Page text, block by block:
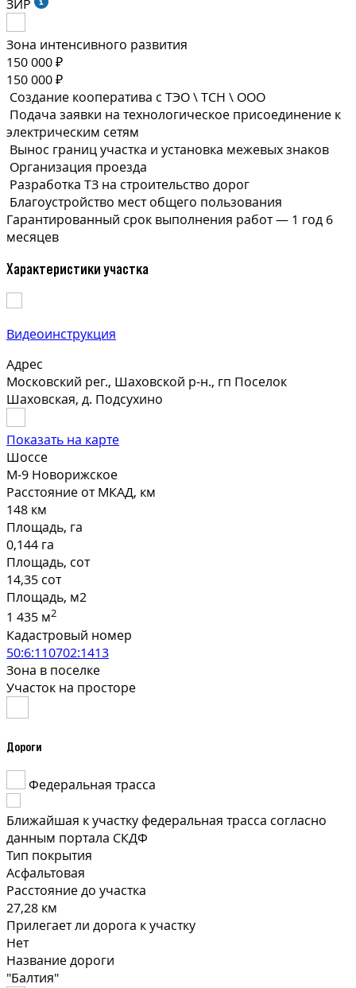
ЗИР
Зона интенсивного развития
150 000 ₽
150 000 ₽
Создание кооператива с ТЭО \ ТСН \ ООО
Подача заявки на технологическое присоединение к
электрическим сетям
Вынос границ участка и установка межевых знаков
Организация проезда
Разработка ТЗ на строительство дорог
Благоустройство мест общего пользования
Гарантированный срок выполнения работ — 1 год 6
месяцев
Характеристики участка
Видеоинструкция
Адрес
Московский рег., Шаховской р-н., гп Поселок
Шаховская, д. Подсухино
Показать на карте
Шоссе
М-9 Новорижское
Расстояние от МКАД, км
148 км
Площадь, га
0,144 га
Площадь, сот
14,35 сот
Площадь, м2
1 435 м2
Кадастровый номер
50:6:110702:1413
Зона в поселке
Участок на просторе
Дороги
Федеральная трасса
Ближайшая к участку федеральная трасса согласно
данным портала СКДФ
Тип покрытия
Асфальтовая
Расстояние до участка
27,28 км
Прилегает ли дорога к участку
Нет
Название дороги
"Балтия"